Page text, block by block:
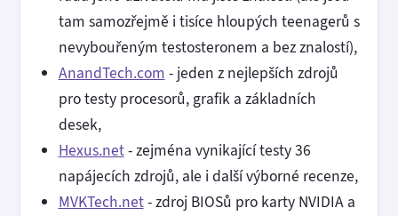
tam samozřejmě i tisíce hloupých teenagerů s
nevybouřeným testosteronem a bez znalostí),
AnandTech.com - jeden z nejlepších zdrojů
pro testy procesorů, grafik a základních
desek,
Hexus.net- zejména vynikající testy 36
napájecích zdrojů, ale i další výborné recenze,
MVKTech.net- zdroj BIOSů pro karty NVIDIA a